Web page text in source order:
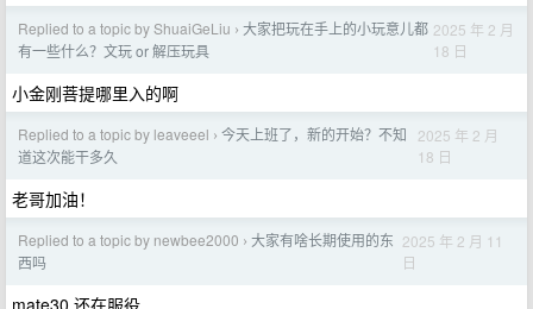
Replied to a topic by ShuaiGeLiu › 大家把玩在手上的小玩意儿都
有一些什么？文玩 or 解压玩具
2025 年 2 月
18 日
小金刚菩提哪里入的啊
Replied to a topic by leaveeel › 今天上班了，新的开始？不知
道这次能干多久
2025 年 2 月
18 日
老哥加油！
Replied to a topic by newbee2000 › 大家有啥长期使用的东
西吗
2025 年 2 月 11
日
mate30 还在服役